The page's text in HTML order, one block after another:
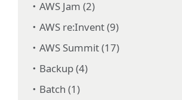
AWS Jam (2)
AWS re:Invent (9)
AWS Summit (17)
Backup (4)
Batch (1)